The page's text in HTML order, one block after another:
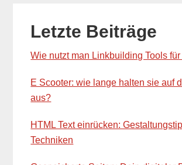
Sidebar
Letzte Beiträge
Wie nutzt man Linkbuilding Tools
E Scooter: wie lange halten sie auf
aus?
HTML Text einrücken:
Techniken